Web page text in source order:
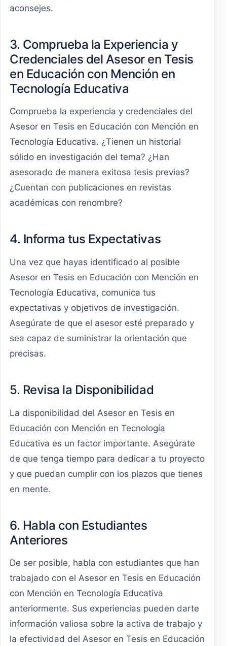
aconsejes.
3. Comprueba la Experiencia y
Credenciales del Asesor en Tesis
en Educación con Mención en
Tecnología Educativa
Comprueba la experiencia y credenciales del
Asesor en Tesis en Educación con Mención en
Tecnología Educativa. ¿Tienen un historial
sólido en investigación del tema? ¿Han
asesorado de manera exitosa tesis previas?
¿Cuentan con publicaciones en revistas
académicas con renombre?
4. Informa tus Expectativas
Una vez que hayas identificado al posible
Asesor en Tesis en Educación con Mención en
Tecnología Educativa, comunica tus
expectativas y objetivos de investigación.
Asegúrate de que el asesor esté preparado y
sea capaz de suministrar la orientación que
precisas.
5. Revisa la Disponibilidad
La disponibilidad del Asesor en Tesis en
Educación con Mención en Tecnología
Educativa es un factor importante. Asegúrate
de que tenga tiempo para dedicar a tu proyecto
y que puedan cumplir con los plazos que tienes
en mente.
6. Habla con Estudiantes
Anteriores
De ser posible, habla con estudiantes que han
trabajado con el Asesor en Tesis en Educación
con Mención en Tecnología Educativa
anteriormente. Sus experiencias pueden darte
información valiosa sobre la activa de trabajo y
la efectividad del Asesor en Tesis en Educación